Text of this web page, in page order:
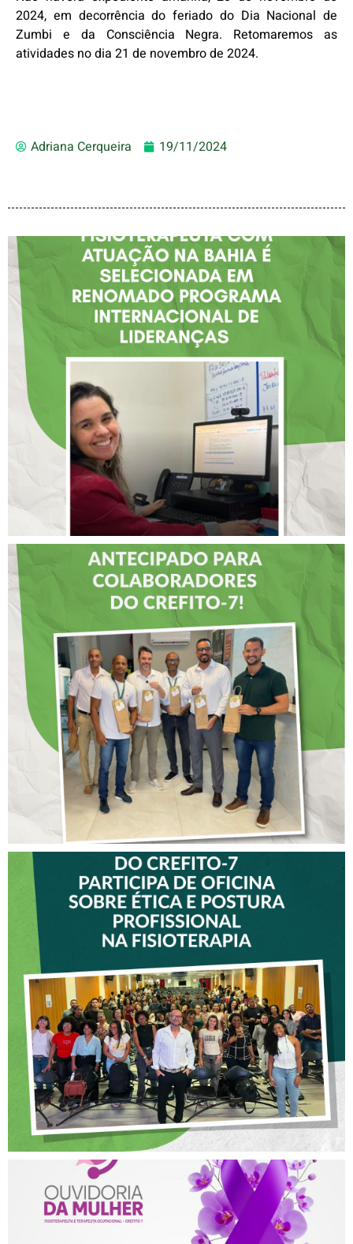
2024, em decorrência do feriado do Dia Nacional de
Zumbi e da Consciência Negra. Retomaremos as
atividades no dia 21 de novembro de 2024.
Adriana Cerqueira 19/11/2024
FISIOTERAPEUTA COM
ATUAÇÃO NA BAHIA É
SELECIONADA EM
RENOMADO PROGRAMA
INTERNACIONAL DE
LIDERANÇAS
DIA DOS PAIS É
ANTECIPADO PARA
COLABORADORES DO
CREFITO-7
VICE-PRESIDENTE DO
CREFITO-7 PARTICIPA DE
OFICINA SOBRE ÉTICA E
POSTURA PROFISSIONAL
NA FISIOTERAPIA